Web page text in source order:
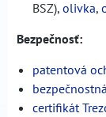
BSZ), olivka,
Bezpečnosť:
patentová
certifikát